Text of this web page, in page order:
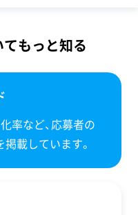
もっと知る
率など、応募者の
載しています。